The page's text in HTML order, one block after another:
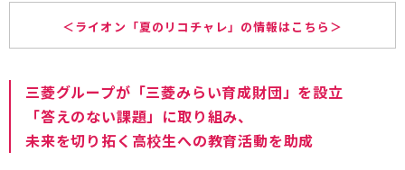
＜ライオン「夏のリコチャレ」の情報はこちら＞
三菱グループが「三菱みらい育成財団」を設立
「答えのない課題」に取り組み、
未来を切り拓く高校生への教育活動を助成